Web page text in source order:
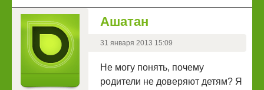
Ашатан
31 января 2013 15:09
Не могу понять, почему
родители не доверяют детям? Я